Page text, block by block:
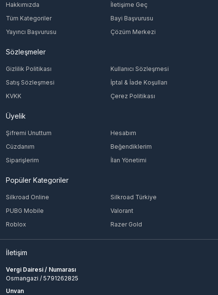
Hakkımızda
İletişime Geç
Tüm Kategoriler
Bayi Başvurusu
Yayıncı Başvurusu
Çözüm Merkezi
Sözleşmeler
Gizlilik Politikası
Kullanıcı Sözleşmesi
Satış Sözleşmesi
İptal & İade Koşulları
KVKK
Çerez Politikası
Üyelik
Şifremi Unuttum
Hesabım
Cüzdanım
Beğendiklerim
Siparişlerim
İlan Yönetimi
Popüler Kategoriler
Silkroad Online
Silkroad Türkiye
PUBG Mobile
Valorant
Roblox
Razer Gold
İletişim
Vergi Dairesi / Numarası
Osmangazi / 5791262825
Unvan